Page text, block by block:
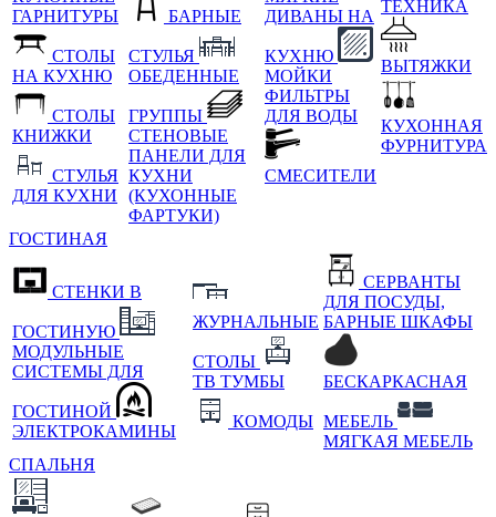
ГАРНИТУРЫ
СТОЛЫ
НА КУХНЮ
СТОЛЫ
КНИЖКИ
СТУЛЬЯ
ДЛЯ КУХНИ
БАРНЫЕ
СТУЛЬЯ
ОБЕДЕННЫЕ
ГРУППЫ
СТЕНОВЫЕ
ПАНЕЛИ ДЛЯ
КУХНИ
(КУХОННЫЕ
ФАРТУКИ)
ДИВАНЫ НА
КУХНЮ
МОЙКИ
ФИЛЬТРЫ
ДЛЯ ВОДЫ
СМЕСИТЕЛИ
ТЕХНИКА
ВЫТЯЖКИ
КУХОННАЯ
ФУРНИТУРА
ГОСТИНАЯ
СТЕНКИ В
ГОСТИНУЮ
МОДУЛЬНЫЕ
СИСТЕМЫ ДЛЯ
ГОСТИНОЙ
ЭЛЕКТРОКАМИНЫ
ЖУРНАЛЬНЫЕ
СТОЛЫ
ТВ ТУМБЫ
КОМОДЫ
СЕРВАНТЫ
ДЛЯ ПОСУДЫ,
БАРНЫЕ ШКАФЫ
БЕСКАРКАСНАЯ
МЕБЕЛЬ
МЯГКАЯ МЕБЕЛЬ
СПАЛЬНЯ